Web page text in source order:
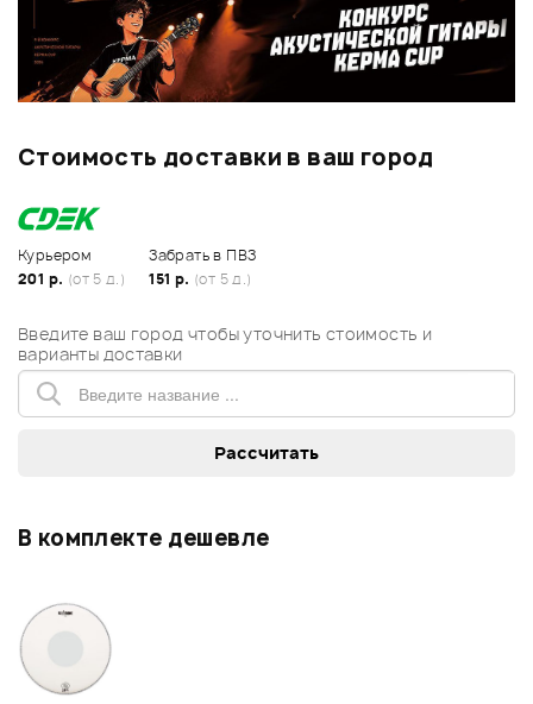
Стоимость доставки в ваш город
Курьером
201 р. (от 5 д.)
Забрать в ПВЗ
151 р. (от 5 д.)
Введите ваш город чтобы уточнить стоимость и
варианты доставки
В комплекте дешевле